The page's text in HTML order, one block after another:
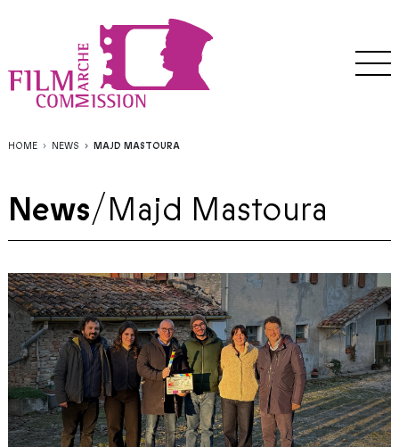
HOME NEWS MAJD MASTOURA
News/Majd Mastoura